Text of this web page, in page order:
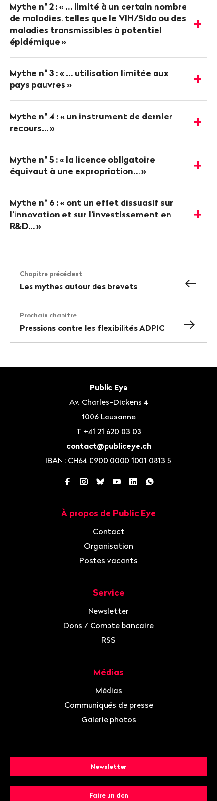
Mythe n° 2: «… limité à un certain nombre
de maladies, telles que le VIH/Sida ou des
maladies transmissibles à potentiel
épidémique»
-
Afficher
les
détails
Mythe n° 3 : «… utilisation limitée aux
pays pauvres»
-
Afficher
les
détails
Mythe n° 4 : «un instrument de dernier
recours…»
-
les
détails
Mythe n° 5 : «la licence obligatoire
équivaut à une expropriation…»
-
Afficher
les
détails
Mythe n° 6 : «ont un effet dissuasif sur
l’innovation et sur l’investissement en
R&D…»
-
Afficher
Chapitre précédent
Les mythes autour des brevets
Prochain chapitre
Pressions contre les flexibilités ADPIC
Public Eye
Av. Charles-Dickens 4
1006 Lausanne
T +41 21 620 03 03
contact@publiceye.ch
IBAN : CH64 0900 0000 1001 0813 5
Facebook
Instagram
BlueskyYouTube
LinkedInWhatsApp
À propos de Public Eye
Contact
Organisation
Postes vacants
Service
Newsletter
Dons / Compte bancaire
RSS
Médias
Médias
Communiqués de presse
Galerie photos
Newsletter
Faire un don